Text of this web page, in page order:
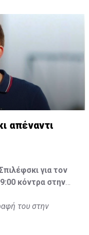
απέναντι
για τον
κόντρα στην
του στην